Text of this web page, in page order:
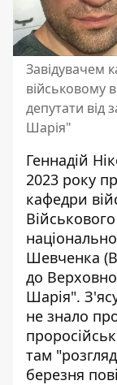
Завідувачем
військовому
депутати від
Шарія"
Геннадій
2023 року
кафедри
Шевченка
до
Шарія".
не знало
там
березня